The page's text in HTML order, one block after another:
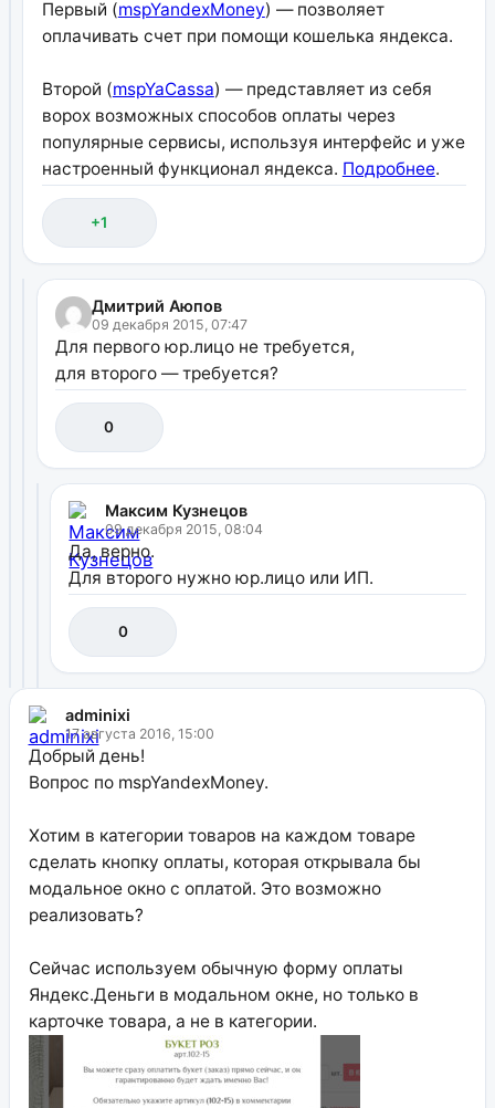
Первый (mspYandexMoney) — позволяет
оплачивать счет при помощи кошелька яндекса.
Второй (mspYaCassa) — представляет из себя
ворох возможных способов оплаты через
популярные сервисы, используя интерфейс и уже
настроенный функционал яндекса. Подробнее.
+1
Дмитрий Аюпов
09 декабря 2015, 07:47
Для первого юр.лицо не требуется,
для второго — требуется?
0
Максим Кузнецов
09 декабря 2015, 08:04
Да, верно.
Для второго нужно юр.лицо или ИП.
0
adminixi
17 августа 2016, 15:00
Добрый день!
Вопрос по mspYandexMoney.
Хотим в категории товаров на каждом товаре
сделать кнопку оплаты, которая открывала бы
модальное окно с оплатой. Это возможно
реализовать?
Сейчас используем обычную форму оплаты
Яндекс.Деньги в модальном окне, но только в
карточке товара, а не в категории.